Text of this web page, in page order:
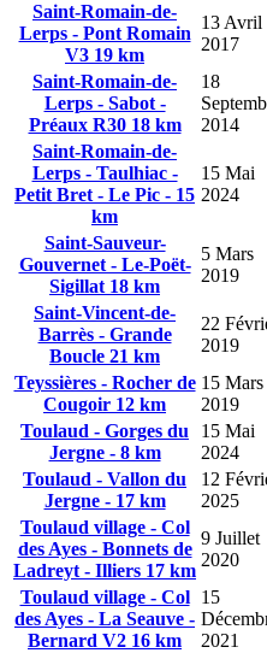
Saint-Romain-de-
Lerps - Pont Romain
V3 19 km
13 Avril
2017
Saint-Romain-de-
Lerps - Sabot -
Préaux R30 18 km
18
2014
Saint-Romain-de-
Lerps - Taulhiac -
Petit Bret - Le Pic - 15
km
15 Mai
2024
Saint-Sauveur-
Gouvernet - Le-Poët-
Sigillat 18 km
5 Mars
2019
Saint-Vincent-de-
Barrès - Grande
Boucle 21 km
22
2019
Teyssières - Rocher de
Cougoir 12 km
15 Mars
2019
Toulaud - Gorges du
Jergne - 8 km
15 Mai
2024
Toulaud - Vallon du
Jergne - 17 km
12
2025
Toulaud village - Col
des Ayes - Bonnets de
Ladreyt - Illiers 17 km
9 Juillet
2020
Toulaud village - Col
des Ayes - La Seauve -
Bernard V2 16 km
15
2021